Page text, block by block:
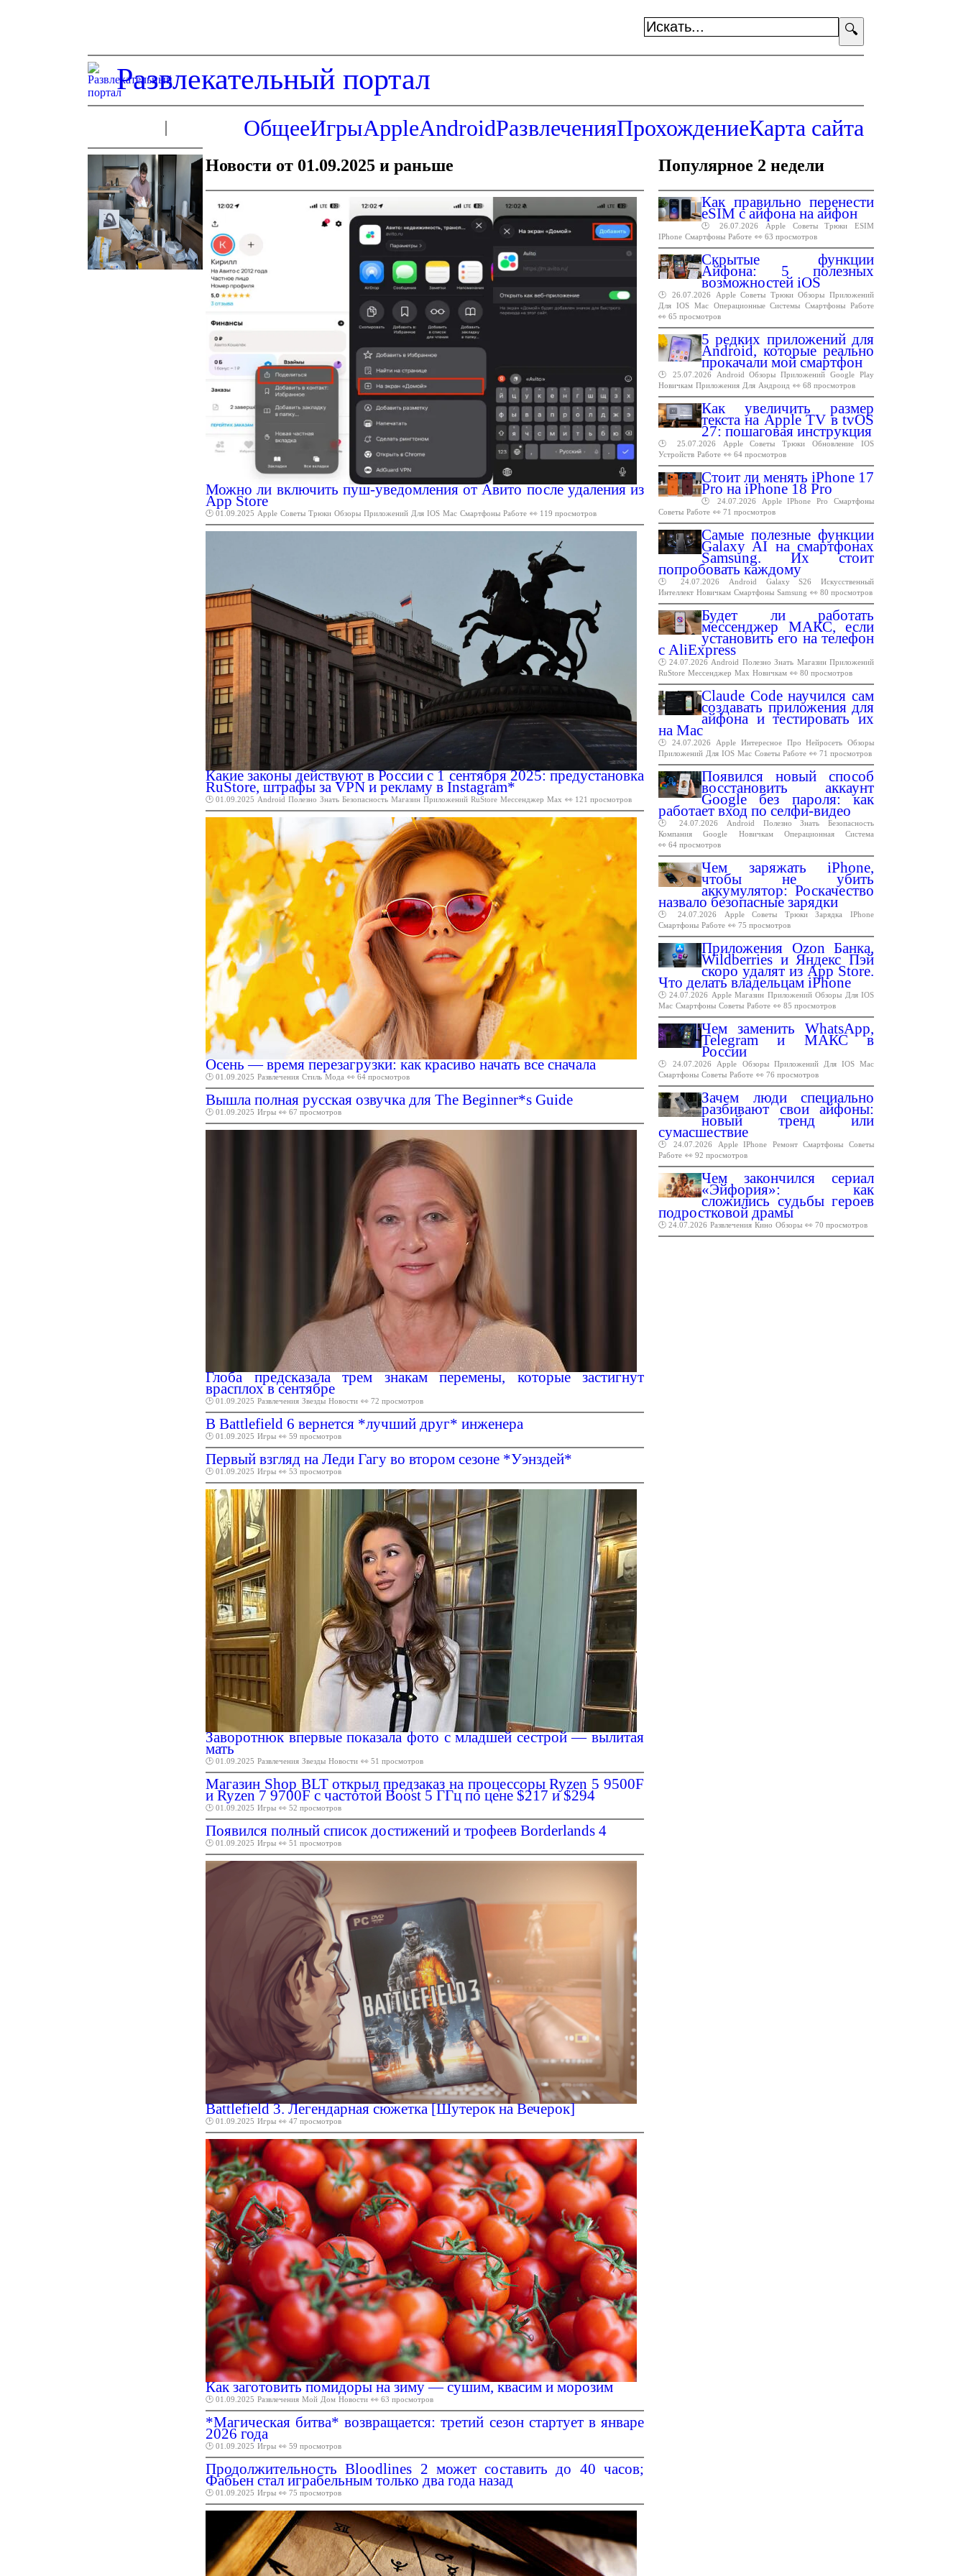
🔍
Развлекательный портал
ОбщееИгрыAppleAndroidРазвлеченияПрохождениеКарта сайта
Новости от 01.09.2025 и раньше
Можно ли включить пуш-уведомления от Авито после удаления из
App Store
🕑 01.09.2025 Apple Советы Трюки Обзоры Приложений Для IOS Mac Смартфоны Работе 👀 119 просмотров
Какие законы действуют в России с 1 сентября 2025: предустановка
RuStore, штрафы за VPN и рекламу в Instagram*
🕑 01.09.2025 Android Полезно Знать Безопасность Магазин Приложений RuStore Мессенджер Max 👀 121 просмотров
Осень — время перезагрузки: как красиво начать все сначала
🕑 01.09.2025 Развлечения Стиль Мода 👀 64 просмотров
Вышла полная русская озвучка для The Beginner*s Guide
🕑 01.09.2025 Игры 👀 67 просмотров
Глоба предсказала трем знакам перемены, которые застигнут
врасплох в сентябре
🕑 01.09.2025 Развлечения Звезды Новости 👀 72 просмотров
В Battlefield 6 вернется *лучший друг* инженера
🕑 01.09.2025 Игры 👀 59 просмотров
Первый взгляд на Леди Гагу во втором сезоне *Уэнздей*
🕑 01.09.2025 Игры 👀 53 просмотров
Заворотнюк впервые показала фото с младшей сестрой — вылитая
мать
🕑 01.09.2025 Развлечения Звезды Новости 👀 51 просмотров
Магазин Shop BLT открыл предзаказ на процессоры Ryzen 5 9500F
и Ryzen 7 9700F с частотой Boost 5 ГГц по цене $217 и $294
🕑 01.09.2025 Игры 👀 52 просмотров
Появился полный список достижений и трофеев Borderlands 4
🕑 01.09.2025 Игры 👀 51 просмотров
Battlefield 3. Легендарная сюжетка [Шутерок на Вечерок]
🕑 01.09.2025 Игры 👀 47 просмотров
Как заготовить помидоры на зиму — сушим, квасим и морозим
🕑 01.09.2025 Развлечения Мой Дом Новости 👀 63 просмотров
*Магическая битва* возвращается: третий сезон стартует в январе
2026 года
🕑 01.09.2025 Игры 👀 59 просмотров
Продолжительность Bloodlines 2 может составить до 40 часов;
Фабьен стал играбельным только два года назад
🕑 01.09.2025 Игры 👀 75 просмотров
Популярное 2 недели
Как правильно перенести
eSIM с айфона на айфон
🕑 26.07.2026 Apple Советы Трюки
ESIM
IPhone Смартфоны Работе 👀 63 просмотров
Скрытые функции
Айфона: 5 полезных
возможностей iOS
🕑 26.07.2026 Apple Советы Трюки Обзоры Приложений
Для IOS Mac Операционные Системы Смартфоны Работе
👀 65 просмотров
5 редких приложений для
Android, которые реально
прокачали мой смартфон
🕑 25.07.2026 Android Обзоры Приложений Google Play
Новичкам Приложения Для Андроид 👀 68 просмотров
Как увеличить размер
текста на Apple TV в tvOS
27: пошаговая инструкция
🕑 25.07.2026 Apple Советы Трюки Обновление
IOS
Устройств Работе 👀 64 просмотров
Стоит ли менять iPhone 17
Pro на iPhone 18 Pro
🕑 24.07.2026 Apple IPhone Pro
Смартфоны
Советы Работе 👀 71 просмотров
Самые полезные функции
Galaxy AI на смартфонах
Samsung. Их стоит
попробовать каждому
🕑 24.07.2026 Android Galaxy S26
Искусственный
Интеллект Новичкам Смартфоны Samsung 👀 80 просмотров
Будет ли работать
мессенджер МАКС, если
установить его на телефон
с AliExpress
🕑 24.07.2026 Android Полезно Знать Магазин Приложений
RuStore Мессенджер Max Новичкам 👀 80 просмотров
Claude Code научился сам
создавать приложения для
айфона и тестировать их
на Mac
🕑 24.07.2026 Apple Интересное Про Нейросеть Обзоры
Приложений Для IOS Mac Советы Работе 👀 71 просмотров
Появился новый способ
восстановить аккаунт
Google без пароля: как
работает вход по селфи-видео
🕑 24.07.2026 Android Полезно Знать
Безопасность
Компания
Google Новичкам Операционная
Система
👀 64 просмотров
Чем заряжать iPhone,
чтобы не убить
аккумулятор: Роскачество
назвало безопасные зарядки
🕑 24.07.2026 Apple Советы Трюки Зарядка
IPhone
Смартфоны Работе 👀 75 просмотров
Приложения Ozon Банка,
Wildberries и Яндекс Пэй
скоро удалят из App Store.
Что делать владельцам iPhone
🕑 24.07.2026 Apple Магазин Приложений Обзоры Для IOS
Mac Смартфоны Советы Работе 👀 85 просмотров
Чем заменить WhatsApp,
Telegram и МАКС в
России
🕑 24.07.2026 Apple Обзоры Приложений Для IOS Mac
Смартфоны Советы Работе 👀 76 просмотров
Зачем люди специально
разбивают свои айфоны:
новый тренд или
сумасшествие
🕑 24.07.2026 Apple IPhone Ремонт Смартфоны
Советы
Работе 👀 92 просмотров
Чем закончился сериал
«Эйфория»: как
сложились судьбы героев
подростковой драмы
🕑 24.07.2026 Развлечения Кино Обзоры 👀 70 просмотров